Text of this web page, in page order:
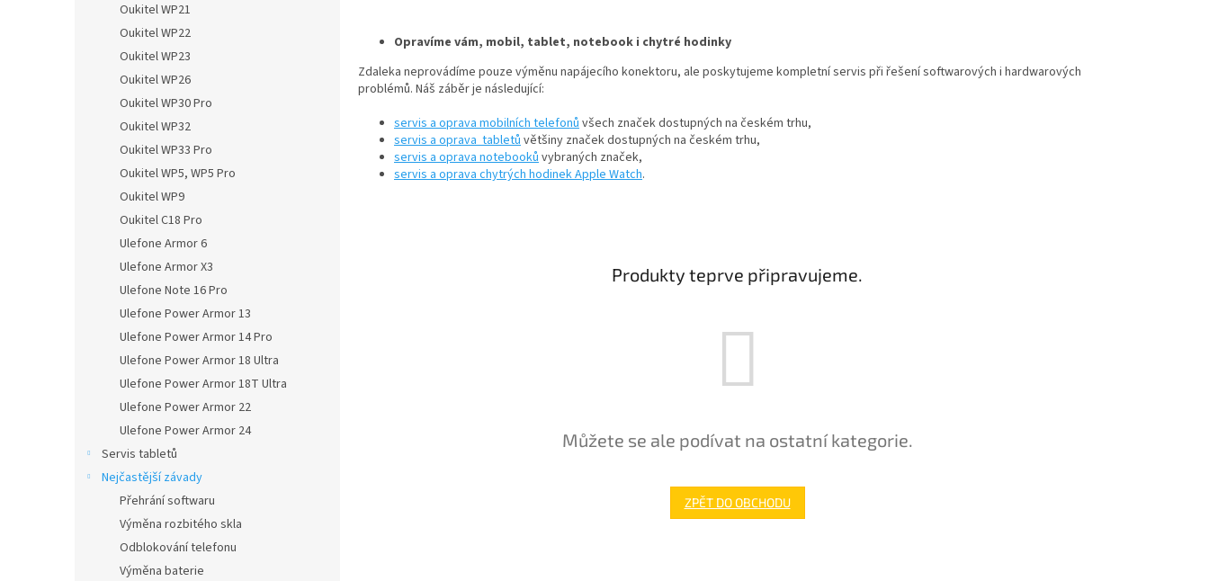
Oukitel WP21
Oukitel WP22
Oukitel WP23
Oukitel WP26
Oukitel WP30 Pro
Oukitel WP32
Oukitel WP33 Pro
Oukitel WP5, WP5 Pro
Oukitel WP9
Oukitel C18 Pro
Ulefone Armor 6
Ulefone Armor X3
Ulefone Note 16 Pro
Ulefone Power Armor 13
Ulefone Power Armor 14 Pro
Ulefone Power Armor 18 Ultra
Ulefone Power Armor 18T Ultra
Ulefone Power Armor 22
Ulefone Power Armor 24
Servis tabletů
Nejčastější závady
Přehrání softwaru
Výměna rozbitého skla
Odblokování telefonu
Výměna baterie
Opravíme vám, mobil, tablet, notebook i chytré hodinky
Zdaleka neprovádíme pouze výměnu napájecího konektoru, ale poskytujeme kompletní servis při řešení softwarových i hardwarových
problémů. Náš záběr je následující:
servis a oprava mobilních telefonůvšech značek dostupných na českém trhu,
servis a oprava tabletůvětšiny značek dostupných na českém trhu,
servis a oprava notebookůvybraných značek,
servis a oprava chytrých hodinek Apple Watch.
Produkty teprve připravujeme.
Můžete se ale podívat na ostatní kategorie.
ZPĚT DO OBCHODU